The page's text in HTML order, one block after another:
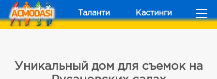
Таланти Кастинги
Уникальный дом для съемок на